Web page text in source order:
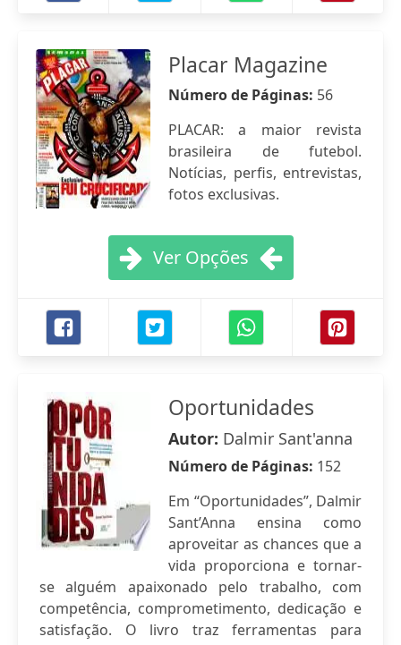
Placar Magazine
Número de Páginas: 56
PLACAR: a maior revista
brasileira de futebol.
Notícias, perfis, entrevistas,
fotos exclusivas.
Ver Opções
Oportunidades
Autor: Dalmir Sant'anna
Número de Páginas: 152
Em “Oportunidades”, Dalmir
Sant’Anna ensina como
aproveitar as chances que a
vida proporciona e tornar-
se alguém apaixonado pelo trabalho, com
competência, comprometimento, dedicação e
satisfação. O livro traz ferramentas para